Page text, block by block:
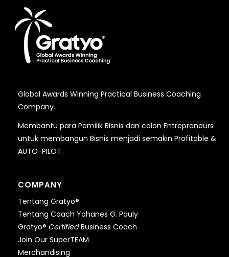
Global Awards Winning Practical Business Coaching
Company.
Membantu para Pemilik Bisnis dan calon Entrepreneurs
untuk membangun Bisnis menjadi semakin Profitable &
AUTO-PILOT.
COMPANY
Tentang Gratyo®
Tentang Coach Yohanes G. Pauly
Gratyo® CertifiedBusiness Coach
Join Our SuperTEAM
Merchandising